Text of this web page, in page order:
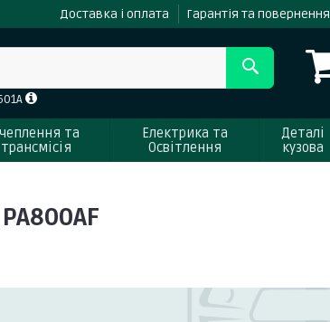
Доставка і оплата Гарантія та повернення
та
трансмісія
Електрика та
Освітлення
Деталі
кузова